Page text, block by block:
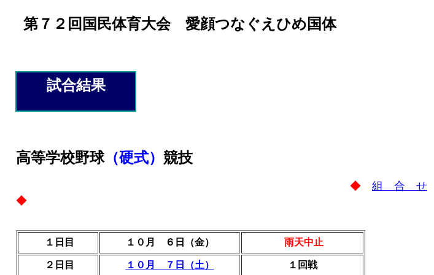
第７２回国民体育大会 愛顔つなぐえひめ国体
試合結果
高等学校野球（硬式） 競技
◆
組 合 せ
◆
１日目 １０月 ６日（金） 雨天中止
２日目 １０月 ７日（土） １回戦